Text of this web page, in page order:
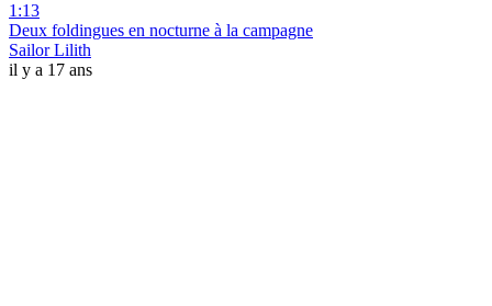
1:13
Deux foldingues en nocturne à la campagne
Sailor Lilith
il y a 17 ans